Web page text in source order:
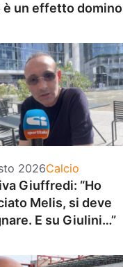
è un effetto domino
2026Categorie
Calcio
Giuffredi: “Ho
Melis, si deve
E su Giulini…”